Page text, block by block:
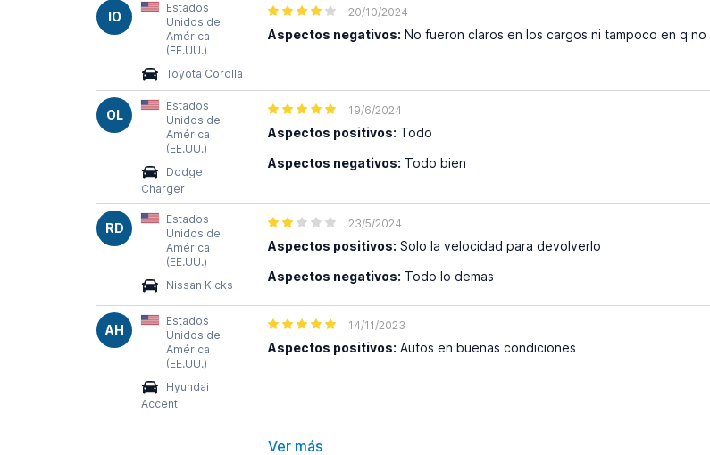
IO
Estados
Unidos de
América
(EE.UU.)
Toyota Corolla
20/10/2024
Aspectos negativos: No fueron claros en los cargos ni tampoco en q
OL
Estados
Unidos de
América
(EE.UU.)
Dodge
Charger
19/6/2024
Aspectos positivos: Todo
Aspectos negativos: Todo bien
RD
Estados
Unidos de
América
(EE.UU.)
Nissan Kicks
23/5/2024
Aspectos positivos: Solo la velocidad para devolverlo
Aspectos negativos: Todo lo demas
AH
Estados
Unidos de
América
(EE.UU.)
Hyundai
Accent
14/11/2023
Aspectos positivos: Autos en buenas condiciones
Ver más